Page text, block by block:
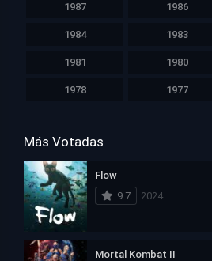
1987 1986
1984 1983
1981 1980
1978 1977
Más Votadas
Flow
9.7
2024
Mortal Kombat II